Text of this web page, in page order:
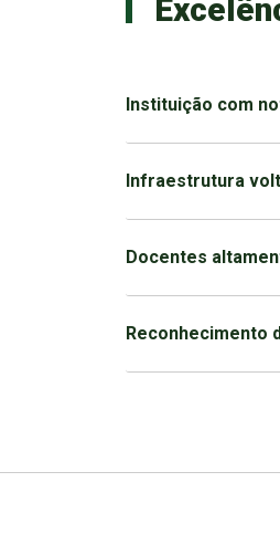
Instituição com
Infraestrutura
Docentes
Reconhecimento